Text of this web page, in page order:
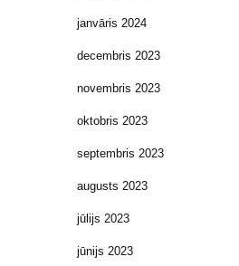
janvāris 2024
decembris 2023
novembris 2023
oktobris 2023
septembris 2023
augusts 2023
jūlijs 2023
jūnijs 2023